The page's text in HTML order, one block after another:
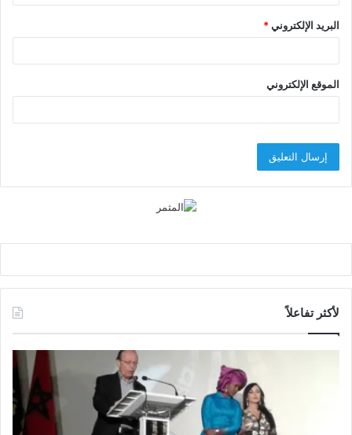
البريد الإلكتروني*
الموقع الإلكتروني
لأكثر تفاعلاً